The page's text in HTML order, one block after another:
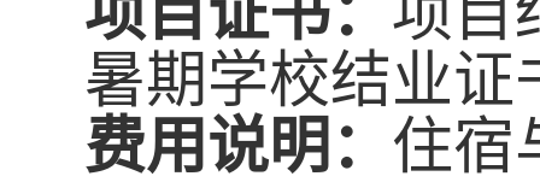
项目证书： 项目
暑期学校结业证
费用说明 ： 住宿